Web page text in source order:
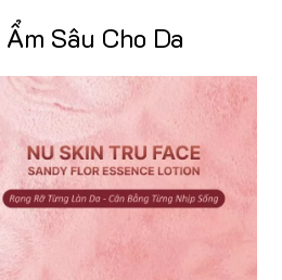
Sâu Cho Da